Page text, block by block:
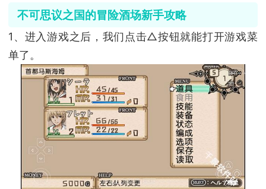
不可思议之国的冒险酒场新手攻略
1、进入游戏之后，我们点击△按钮就能打开游戏菜
单了。